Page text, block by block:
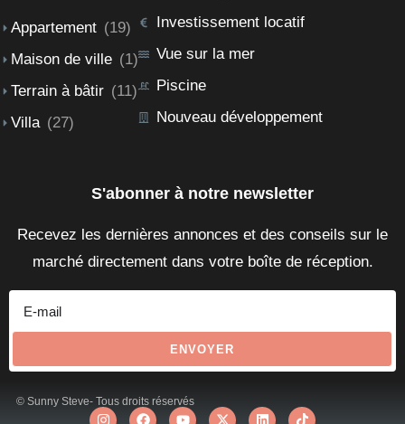
Appartement (19)
Maison de ville (1)
Terrain à bâtir (11)
Villa (27)
Investissement locatif
Vue sur la mer
Piscine
Nouveau développement
S'abonner à notre newsletter
Recevez les dernières annonces et des conseils sur le
marché directement dans votre boîte de réception.
ENVOYER
© Sunny Steve- Tous droits réservés